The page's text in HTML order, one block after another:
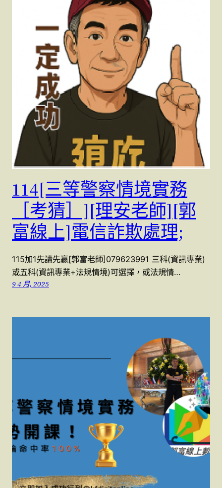
114[三等警察情境實務
［考猜］][理安老師][郭
富線上]電信詐欺處理;
115加1先讀先贏[郭富老師]079623991 三科(資訊專業)
或五科(資訊專業+法規情境)可選擇，或法規情…
9 4 月, 2025